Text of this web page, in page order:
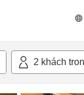
2 khách